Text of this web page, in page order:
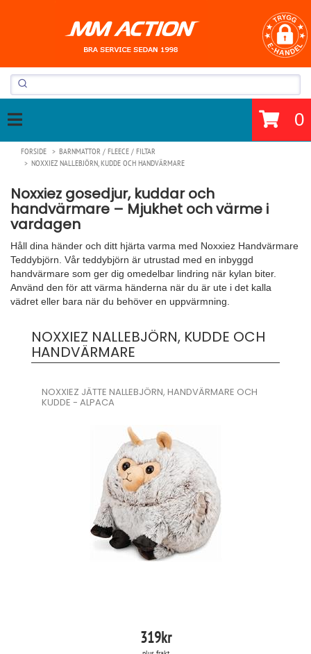
0
FORSIDE
BARNMATTOR / FLEECE / FILTAR
NOXXIEZ NALLEBJÖRN, KUDDE OCH HANDVÄRMARE
Noxxiez gosedjur, kuddar och
handvärmare – Mjukhet och värme i
vardagen
Håll dina händer och ditt hjärta varma med Noxxiez Handvärmare
Teddybjörn. Vår teddybjörn är utrustad med en inbyggd
handvärmare som ger dig omedelbar lindring när kylan biter.
Använd den för att värma händerna när du är ute i det kalla
vädret eller bara när du behöver en uppvärmning.
NOXXIEZ NALLEBJÖRN, KUDDE OCH
HANDVÄRMARE
NOXXIEZ JÄTTE NALLEBJÖRN, HANDVÄRMARE OCH
KUDDE - ALPACA
319kr